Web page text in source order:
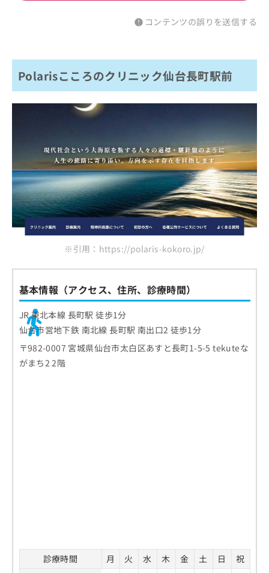
コンテンツの誤りを送信する
Polarisこころのクリニック仙台長町駅前
※引用：https://polaris-kokoro.jp/
基本情報（アクセス、住所、診療時間）
JR 東北本線 長町駅 徒歩1分
仙台市営地下鉄 南北線 長町駅 南出口2 徒歩1分
〒982-0007 宮城県仙台市太白区あすと長町1-5-5 tekuteな
がまち2 2階
診療時間 月 火 水 木 金 土 日
祝